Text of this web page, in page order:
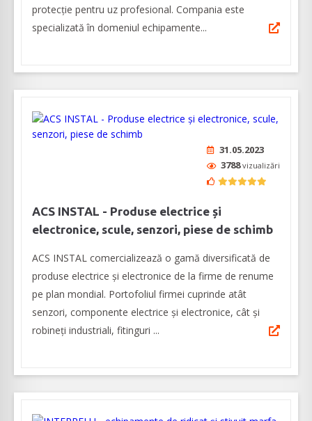
protecție pentru uz profesional. Compania este
specializată în domeniul echipamente...
31.05.2023
3788vizualizări
ACS INSTAL - Produse electrice și
electronice, scule, senzori, piese de schimb
ACS INSTAL comercializează o gamă diversificată de
produse electrice și electronice de la firme de renume
pe plan mondial. Portofoliul firmei cuprinde atât
senzori, componente electrice și electronice, cât și
robineți industriali, fitinguri ...